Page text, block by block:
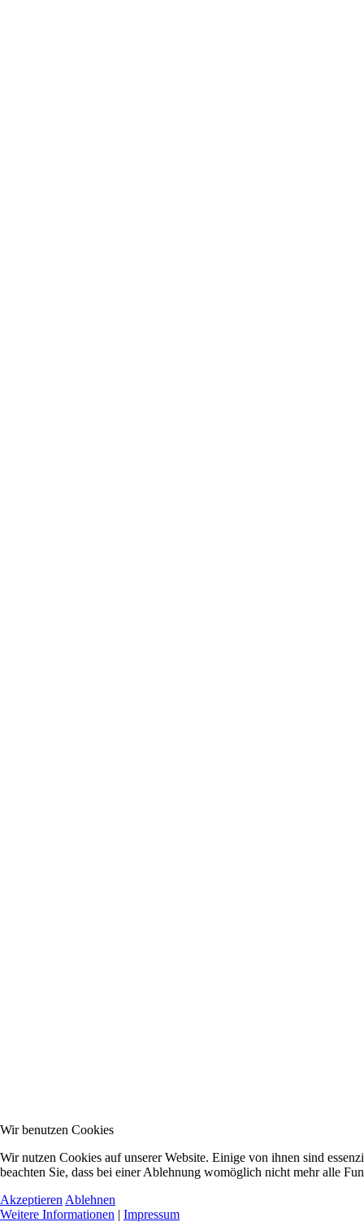
Wir benutzen Cookies
Wir nutzen Cookies auf unserer Website. Einige von ihnen sind
beachten Sie, dass bei einer Ablehnung womöglich nicht mehr alle
Akzeptieren Ablehnen
Weitere Informationen | Impressum